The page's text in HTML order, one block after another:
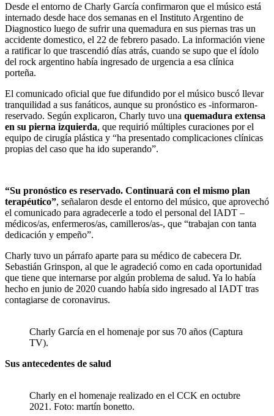
Desde el entorno de Charly García confirmaron que el músico está
internado desde hace dos semanas en el Instituto Argentino de
Diagnostico luego de sufrir una quemadura en sus piernas tras un
accidente domestico, el 22 de febrero pasado. La información viene
a ratificar lo que trascendió días atrás, cuando se supo que el ídolo
del rock argentino había ingresado de urgencia a esa clínica
porteña.
El comunicado oficial que fue difundido por el músico buscó llevar
tranquilidad a sus fanáticos, aunque su pronóstico es -informaron-
reservado. Según explicaron, Charly tuvo una quemadura extensa
en su pierna izquierda, que requirió múltiples curaciones por el
equipo de cirugía plástica y “ha presentado complicaciones clínicas
propias del caso que ha ido superando”.
“Su pronóstico es reservado. Continuará con el mismo plan
terapéutico”, señalaron desde el entorno del músico, que aprovechó
el comunicado para agradecerle a todo el personal del IADT –
médicos/as, enfermeros/as, camilleros/as-, que “trabajan con tanta
dedicación y empeño”.
Charly tuvo un párrafo aparte para su médico de cabecera Dr.
Sebastián Grinspon, al que le agradeció como en cada oportunidad
que tiene que internarse por algún problema de salud. Ya lo había
hecho en junio de 2020 cuando había sido ingresado al IADT tras
contagiarse de coronavirus.
Charly García en el homenaje por sus 70 años (Captura
TV).
Sus antecedentes de salud
Charly en el homenaje realizado en el CCK en octubre
2021. Foto: martín bonetto.